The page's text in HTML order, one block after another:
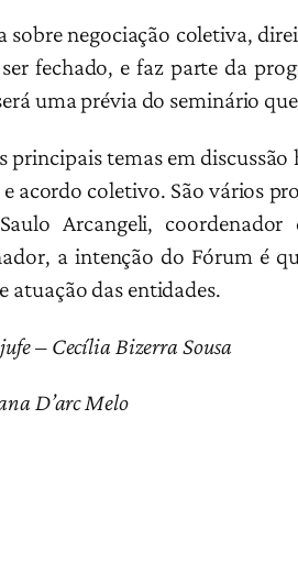
sobre negociação coletiva,
fechado, e faz parte da
uma prévia do seminário
principais temas em
acordo coletivo. São vários
Arcangeli,
a intenção do Fórum é
atuação das entidades.
– Cecília Bizerra Sousa
D’arc Melo